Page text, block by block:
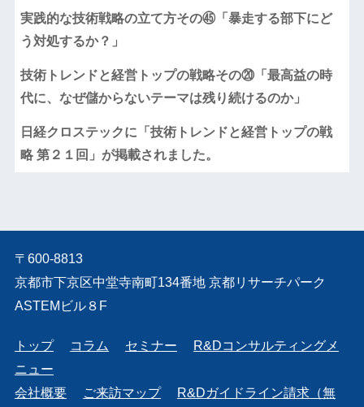
実践的な技術戦略の立て方その㊺「暴走する部下にど
う対処するか？」
技術トレンドと経営トップの戦略その⑳「最高益の時
代に、なぜ儲からないテーマは残り続けるのか」
日経クロステックに「技術トレンドと経営トップの戦
略 第２１回」が掲載されました。
〒600-8813
京都市下京区中堂寺南町134番地 京都リサーチパーク
ASTEMビル８F
トップ コラム セミナー
R&Dコンサルティングメ
ニュー
会社概要
ご来訪マップ R&Dガイドライン請求（無